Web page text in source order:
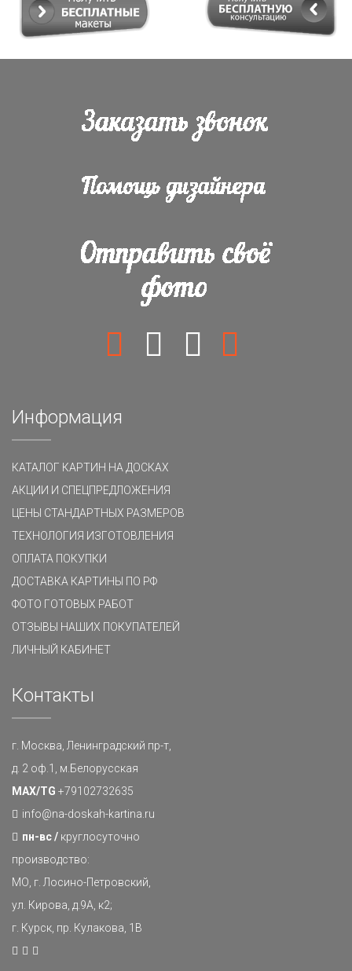
Информация
КАТАЛОГ КАРТИН НА ДОСКАХ
АКЦИИ И СПЕЦПРЕДЛОЖЕНИЯ
ЦЕНЫ СТАНДАРТНЫХ РАЗМЕРОВ
ТЕХНОЛОГИЯ ИЗГОТОВЛЕНИЯ
ОПЛАТА ПОКУПКИ
ДОСТАВКА КАРТИНЫ ПО РФ
ФОТО ГОТОВЫХ РАБОТ
ОТЗЫВЫ НАШИХ ПОКУПАТЕЛЕЙ
ЛИЧНЫЙ КАБИНЕТ
Контакты
г. Москва, Ленинградский пр-т,
д. 2 оф.1, м.Белорусская
MAX/TG +79102732635
info@na-doskah-kartina.ru
пн-вс / круглосуточно
производство:
МО, г. Лосино-Петровский,
ул. Кирова, д.9А, к2;
г. Курск, пр. Кулакова, 1В